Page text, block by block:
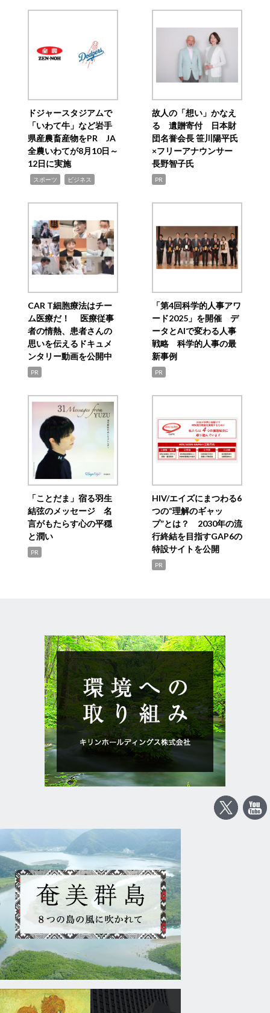
ドジャースタジアムで
「いわて牛」など岩手
県産農畜産物をPR JA
全農いわてが8月10日～
12日に実施
スポーツ ビジネス
故人の「想い」かなえ
る 遺贈寄付 日本財
団名誉会長 笹川陽平氏
×フリーアナウンサー
長野智子氏
PR
CAR T細胞療法はチー
ム医療だ！ 医療従事
者の情熱、患者さんの
思いを伝えるドキュメ
ンタリー動画を公開中
PR
「第4回科学的人事アワ
ード2025」を開催 デ
ータとAIで変わる人事
戦略 科学的人事の最
新事例
PR
「ことだま」宿る羽生
結弦のメッセージ 名
言がもたらす心の平穏
と潤い
PR
HIV/エイズにまつわる6
つの“理解のギャッ
プ”とは？ 2030年の流
行終結を目指すGAP6の
特設サイトを公開
PR